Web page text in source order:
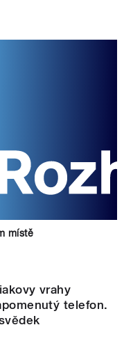
místě
vrahy
telefon.